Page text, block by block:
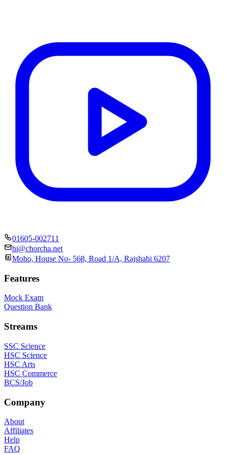
01605-002711
hi@chorcha.net
Moho, House No- 568, Road 1/A, Rajshahi 6207
Features
Mock Exam
Question Bank
Streams
SSC Science
HSC Science
HSC Arts
HSC Commerce
BCS/Job
Company
About
Affiliates
Help
FAQ